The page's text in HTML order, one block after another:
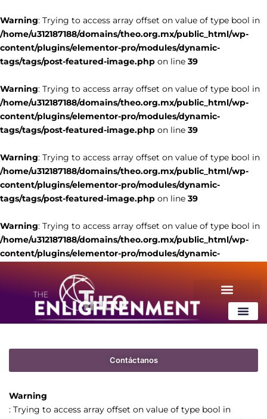
Warning: Trying to access array offset on value of type bool in
/home/u312187188/domains/theo.org.mx/public_html/wp-
content/plugins/elementor-pro/modules/dynamic-
tags/tags/post-featured-image.php on line 39
Warning: Trying to access array offset on value of type bool in
/home/u312187188/domains/theo.org.mx/public_html/wp-
content/plugins/elementor-pro/modules/dynamic-
tags/tags/post-featured-image.php on line 39
Warning: Trying to access array offset on value of type bool in
/home/u312187188/domains/theo.org.mx/public_html/wp-
content/plugins/elementor-pro/modules/dynamic-
tags/tags/post-featured-image.php on line 39
Warning: Trying to access array offset on value of type bool in
/home/u312187188/domains/theo.org.mx/public_html/wp-
content/plugins/elementor-pro/modules/dynamic-
Contáctanos
Warning
: Trying to access array offset on value of type bool in